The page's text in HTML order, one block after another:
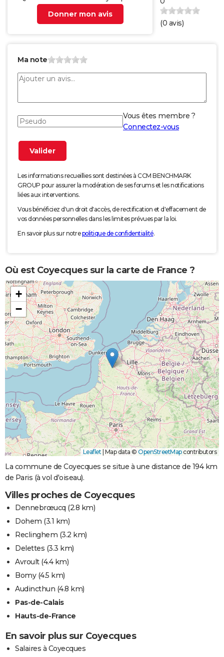
Donner mon avis
(0 avis)
Ma note
Vous êtes membre ?
Connectez-vous
Les informations recueillies sont destinées à CCM BENCHMARK
GROUP pour assurer la modération de ses forums et les notifications
liées aux interventions.
Vous bénéficiez d'un droit d'accès, de rectification et d'effacement de
vos données personnelles dans les limites prévues par la loi.
En savoir plus sur notrepolitique de confidentialité.
Où est Coyecques sur la carte de France ?
+
−
Leaflet Map data © OpenStreetMapcontributors
La commune de Coyecques se situe à une distance de 194 km
de Paris (à vol d'oiseau).
Villes proches de Coyecques
Dennebrœucq (2.8 km)
Dohem (3.1 km)
Reclinghem (3.2 km)
Delettes (3.3 km)
Avroult(4.4 km)
Bomy(4.5 km)
Audincthun (4.8 km)
Pas-de-Calais
Hauts-de-France
En savoir plus sur Coyecques
Salaires à Coyecques